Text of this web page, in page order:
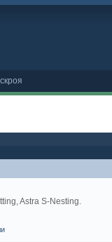
Astra S-Nesting.